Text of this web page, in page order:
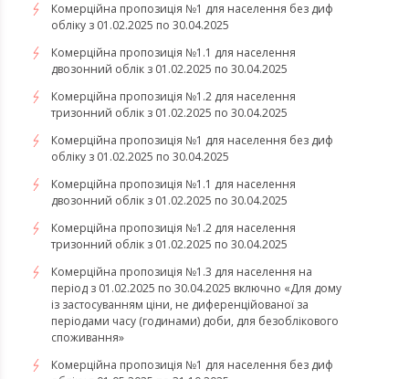
Комерційна пропозиція №1 для населення без диф
обліку з 01.02.2025 по 30.04.2025
Комерційна пропозиція №1.1 для населення
двозонний облік з 01.02.2025 по 30.04.2025
Комерційна пропозиція №1.2 для населення
тризонний облік з 01.02.2025 по 30.04.2025
Комерційна пропозиція №1 для населення без диф
обліку з 01.02.2025 по 30.04.2025
Комерційна пропозиція №1.1 для населення
двозонний облік з 01.02.2025 по 30.04.2025
Комерційна пропозиція №1.2 для населення
тризонний облік з 01.02.2025 по 30.04.2025
Комерційна пропозиція №1.3 для населення на
період з 01.02.2025 по 30.04.2025 включно «Для дому
із застосуванням ціни, не диференційованої за
періодами часу (годинами) доби, для безоблікового
споживання»
Комерційна пропозиція №1 для населення без диф